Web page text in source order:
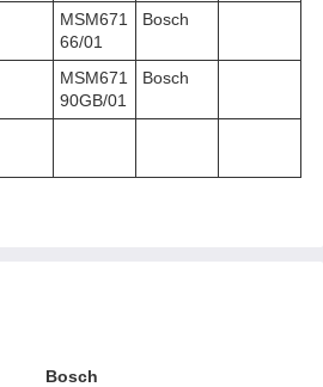
MSM671
66/01
Bosch
MSM671
90GB/01
Bosch
Bosch